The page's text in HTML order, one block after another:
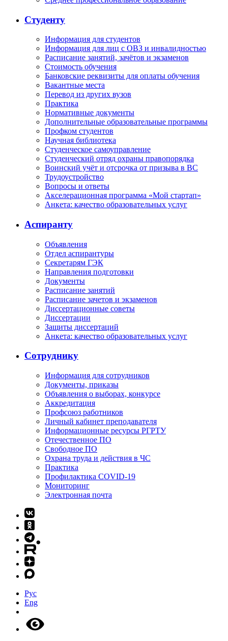
Студенту
Информация для студентов
Информация для лиц с ОВЗ и инвалидностью
Расписание занятий, зачётов и экзаменов
Стоимость обучения
Банковские реквизиты для оплаты обучения
Вакантные места
Перевод из других вузов
Практика
Нормативные документы
Дополнительные образовательные программы
Профком студентов
Научная библиотека
Студенческое самоуправление
Студенческий отряд охраны правопорядка
Воинский учёт и отсрочка от призыва в ВС
Трудоустройство
Вопросы и ответы
Акселерационная программа «Мой стартап»
Анкета: качество образовательных услуг
Аспиранту
Объявления
Отдел аспирантуры
Секретарям ГЭК
Направления подготовки
Документы
Расписание занятий
Расписание зачетов и экзаменов
Диссертационные советы
Диссертации
Защиты диссертаций
Анкета: качество образовательных услуг
Сотруднику
Информация для сотрудников
Документы, приказы
Объявления о выборах, конкурсе
Аккредитация
Профсоюз работников
Личный кабинет преподавателя
Информационные ресурсы РГРТУ
Отечественное ПО
Свободное ПО
Охрана труда и действия в ЧС
Практика
Профилактика COVID-19
Мониторинг
Электронная почта
Рус
Eng